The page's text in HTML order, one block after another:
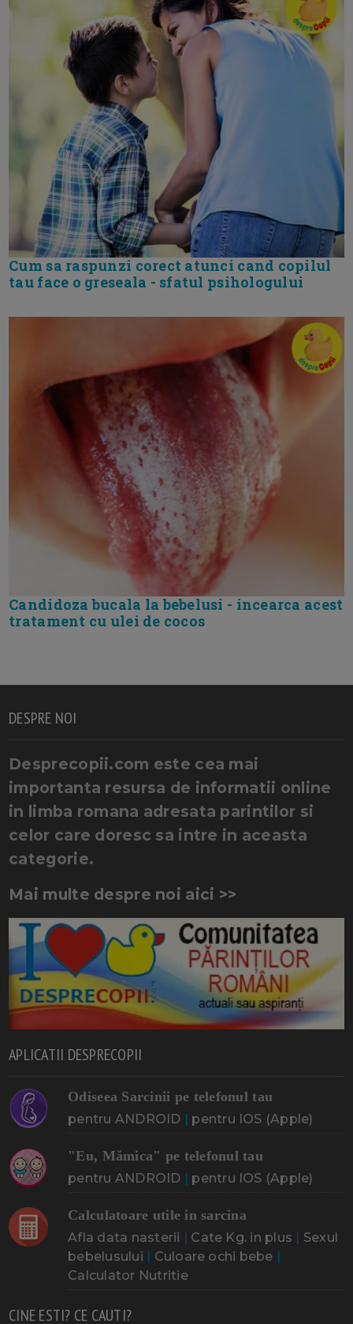
Cum sa raspunzi corect atunci cand copilul
tau face o greseala - sfatul psihologului
Candidoza bucala la bebelusi - incearca acest
tratament cu ulei de cocos
DESPRE NOI
Desprecopii.com este cea mai
importanta resursa de informatii online
in limba romana adresata parintilor si
celor care doresc sa intre in aceasta
categorie.
Mai multe despre noi aici >>
APLICATII DESPRECOPII
Odiseea Sarcinii pe telefonul tau
pentru ANDROID | pentru IOS (Apple)
"Eu, Mămica" pe telefonul tau
pentru ANDROID | pentru IOS (Apple)
Calculatoare utile in sarcina
Afla data nasterii | Cate Kg. in plus | Sexul
bebelusului | Culoare ochi bebe |
Calculator Nutritie
CINE ESTI? CE CAUTI?